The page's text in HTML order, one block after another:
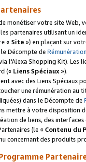
monétiser votre site Web,
partenaires utilisant un
« Site ») en plaçant sur
Décompte de
l'Alexa Shopping Kit).
(« Liens Spéciaux»).
avec des Liens Spéciaux
une rémunération
dans le Décompte de
mettre à votre disposition
de liens, des
(le « Contenu du
des produits